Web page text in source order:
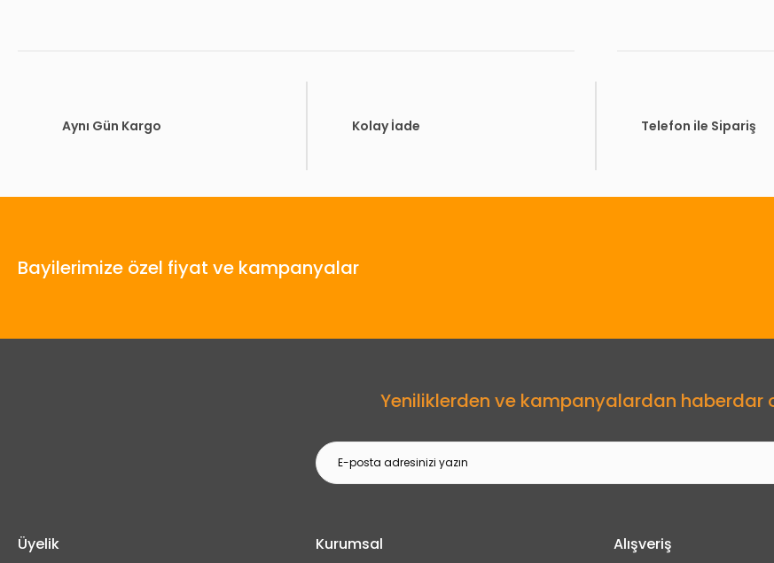
Gönder
Aynı Gün Kargo Kolay İade Telefon ile Sipariş
Bayilerimize özel fiyat ve kampanyalar
Yeniliklerden ve kampanyalardan haberdar
Üyelik Kurumsal Alışveriş